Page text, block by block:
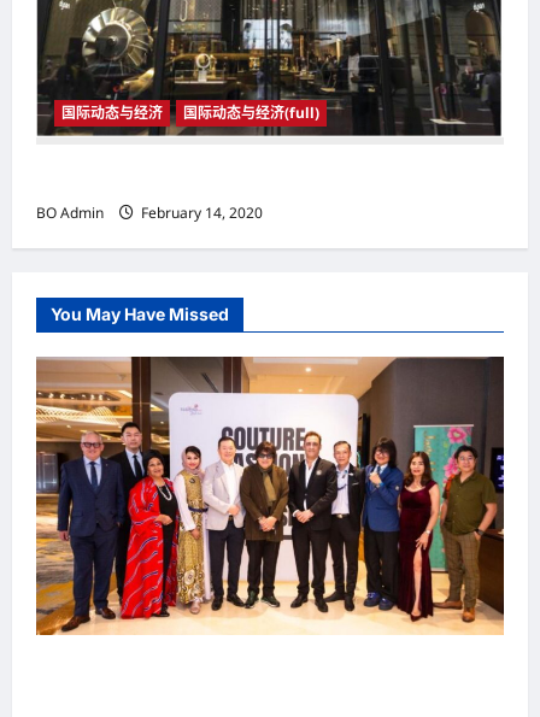
国际动态与经济 国际动态与经济(full)
BO Admin February 14, 2020
You May Have Missed